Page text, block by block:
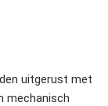
uitgerust met
mechanisch